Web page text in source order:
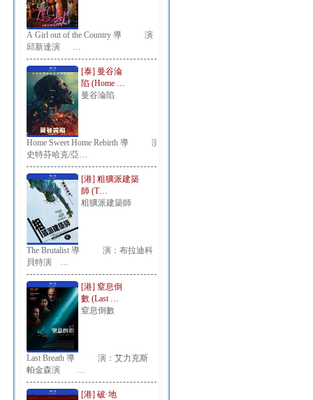
A Girl out of the Country 導 演：
邱新達演 …
[泰] 曼谷淪
陷 (Home …
曼谷淪陷
Home Sweet Home Rebirth 導 演：
史特芬哈克/亞…
[港] 粗獷派建築
師 (T…
粗獷派建築師
The Brutalist 導 演：布拉迪科
貝特演 …
[港] 窒息倒
數 (Last …
窒息倒數
Last Breath 導 演：艾力克斯
帕金森演 …
[港] 破·地